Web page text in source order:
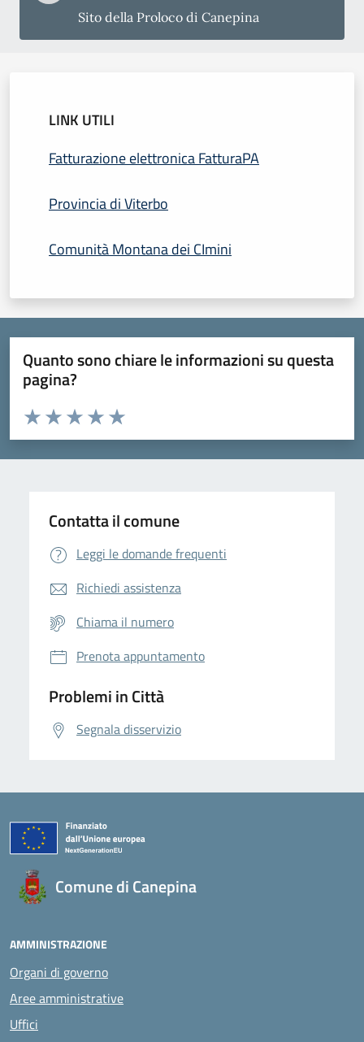
Sito della Proloco di Canepina
LINK UTILI
Fatturazione elettronica FatturaPA
Provincia di Viterbo
Comunità Montana dei CImini
Quanto sono chiare le informazioni su questa
pagina?
Domanda
Valuta da 1 a 5 stelle la pagina
Valuta 5 stelle su 5
Valuta 4 stelle su 5
Valuta 3 stelle su 5
Valuta 2 stelle su 5
Valuta 1 stelle su 5
Contatta il comune
Leggi le domande frequenti
Richiedi assistenza
Chiama il numero
Prenota appuntamento
Problemi in Città
Segnala disservizio
Comune di Canepina
AMMINISTRAZIONE
Organi di governo
Aree amministrative
Uffici